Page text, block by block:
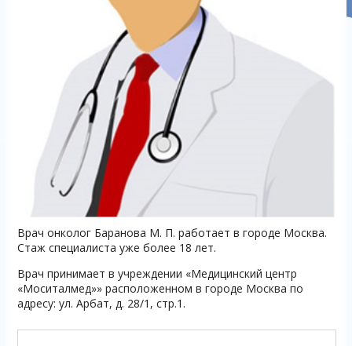
Врач онколог Баранова М. П. работает в городе Москва.
Стаж специалиста уже более 18 лет.
Врач принимает в учреждении «Медицинский центр
«Моситалмед»» расположенном в городе Москва по
адресу: ул. Арбат, д. 28/1, стр.1.